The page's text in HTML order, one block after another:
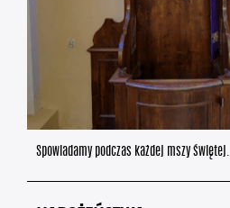
Spowiadamy podczas każdej mszy świętej.